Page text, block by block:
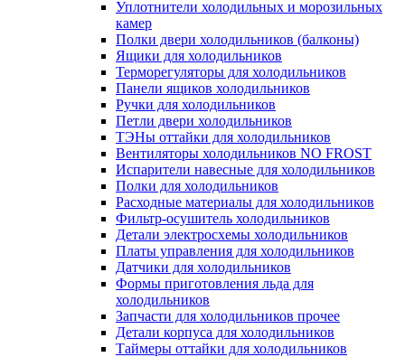
Уплотнители холодильных и морозильных
камер
Полки двери холодильников (балконы)
Ящики для холодильников
Терморегуляторы для холодильников
Панели ящиков холодильников
Ручки для холодильников
Петли двери холодильников
ТЭНы оттайки для холодильников
Вентиляторы холодильников NO FROST
Испарители навесные для холодильников
Полки для холодильников
Расходные материалы для холодильников
Фильтр-осушитель холодильников
Детали электросхемы холодильников
Платы управления для холодильников
Датчики для холодильников
Формы приготовления льда для
холодильников
Запчасти для холодильников прочее
Детали корпуса для холодильников
Таймеры оттайки для холодильников